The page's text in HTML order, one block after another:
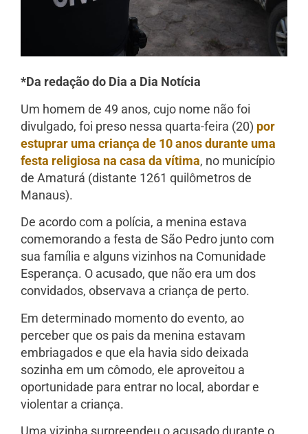
*Da redação do Dia a Dia Notícia
Um homem de 49 anos, cujo nome não foi
divulgado, foi preso nessa quarta-feira (20) por
estuprar uma criança de 10 anos durante uma
festa religiosa na casa da vítima, no município
de Amaturá (distante 1261 quilômetros de
Manaus).
De acordo com a polícia, a menina estava
comemorando a festa de São Pedro junto com
sua família e alguns vizinhos na Comunidade
Esperança. O acusado, que não era um dos
convidados, observava a criança de perto.
Em determinado momento do evento, ao
perceber que os pais da menina estavam
embriagados e que ela havia sido deixada
sozinha em um cômodo, ele aproveitou a
oportunidade para entrar no local, abordar e
violentar a criança.
Uma vizinha surpreendeu o acusado durante o